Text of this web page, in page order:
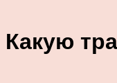
Какую